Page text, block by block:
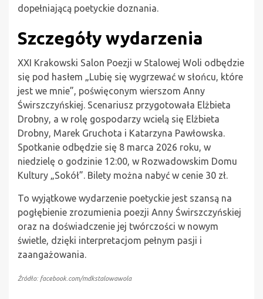
dopełniającą poetyckie doznania.
Szczegóły wydarzenia
XXI Krakowski Salon Poezji w Stalowej Woli odbędzie
się pod hasłem „Lubię się wygrzewać w słońcu, które
jest we mnie”, poświęconym wierszom Anny
Świrszczyńskiej. Scenariusz przygotowała Elżbieta
Drobny, a w rolę gospodarzy wcielą się Elżbieta
Drobny, Marek Gruchota i Katarzyna Pawłowska.
Spotkanie odbędzie się 8 marca 2026 roku, w
niedzielę o godzinie 12:00, w Rozwadowskim Domu
Kultury „Sokół”. Bilety można nabyć w cenie 30 zł.
To wyjątkowe wydarzenie poetyckie jest szansą na
pogłębienie zrozumienia poezji Anny Świrszczyńskiej
oraz na doświadczenie jej twórczości w nowym
świetle, dzięki interpretacjom pełnym pasji i
zaangażowania.
Źródło: facebook.com/mdkstalowawola